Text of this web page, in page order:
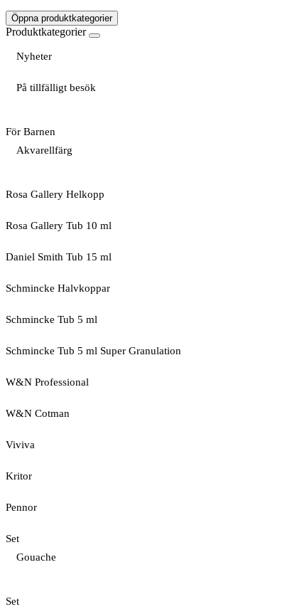
Öppna produktkategorier
Produktkategorier
Nyheter
På tillfälligt besök
För Barnen
Akvarellfärg
Rosa Gallery Helkopp
Rosa Gallery Tub 10 ml
Daniel Smith Tub 15 ml
Schmincke Halvkoppar
Schmincke Tub 5 ml
Schmincke Tub 5 ml Super Granulation
W&N Professional
W&N Cotman
Viviva
Kritor
Pennor
Set
Gouache
Set